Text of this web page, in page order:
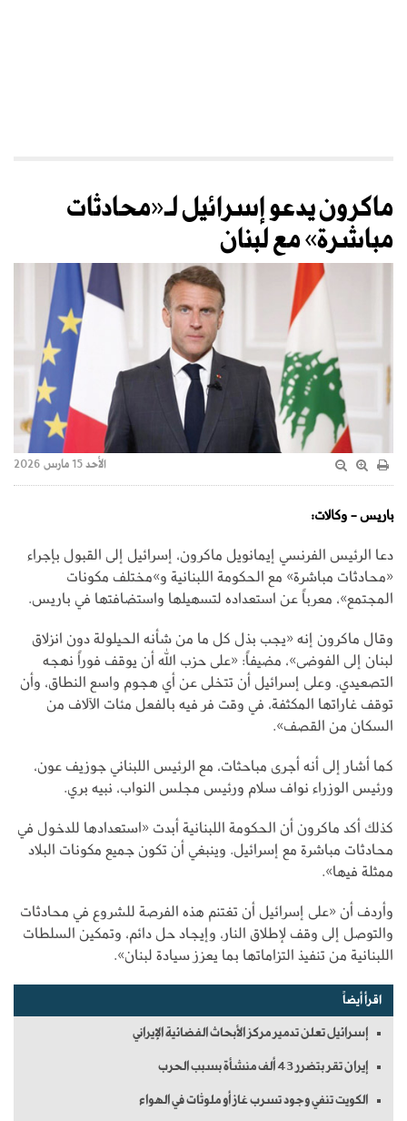
ماكرون يدعو إسرائيل لـ«محادثات
مباشرة» مع لبنان
الأحد 15 مارس 2026
باريس - وكالات:
دعا الرئيس الفرنسي إيمانويل ماكرون، إسرائيل إلى القبول بإجراء
«محادثات مباشرة» مع الحكومة اللبنانية و»مختلف مكونات
المجتمع»، معرباً عن استعداده لتسهيلها واستضافتها في باريس.
وقال ماكرون إنه «يجب بذل كل ما من شأنه الحيلولة دون انزلاق
لبنان إلى الفوضى»، مضيفاً: «على حزب الله أن يوقف فوراً نهجه
التصعيدي. وعلى إسرائيل أن تتخلى عن أي هجوم واسع النطاق، وأن
توقف غاراتها المكثفة، في وقت فر فيه بالفعل مئات الآلاف من
السكان من القصف».
كما أشار إلى أنه أجرى مباحثات، مع الرئيس اللبناني جوزيف عون،
ورئيس الوزراء نواف سلام ورئيس مجلس النواب، نبيه بري.
كذلك أكد ماكرون أن الحكومة اللبنانية أبدت «استعدادها للدخول في
محادثات مباشرة مع إسرائيل. وينبغي أن تكون جميع مكونات البلاد
ممثلة فيها».
وأردف أن «على إسرائيل أن تغتنم هذه الفرصة للشروع في محادثات
والتوصل إلى وقف لإطلاق النار، وإيجاد حل دائم، وتمكين السلطات
اللبنانية من تنفيذ التزاماتها بما يعزز سيادة لبنان».
اقرأ أيضاً
إسرائيل تعلن تدمير مركز الأبحاث الفضائية الإيراني
إيران تقر بتضرر 43 ألف منشأة بسبب الحرب
الكويت تنفي وجود تسرب غاز أو ملوثات في الهواء